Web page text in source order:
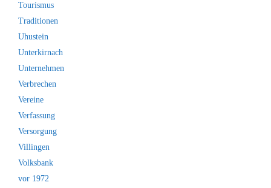
Tourismus
Traditionen
Uhustein
Unterkirnach
Unternehmen
Verbrechen
Vereine
Verfassung
Versorgung
Villingen
Volksbank
vor 1972